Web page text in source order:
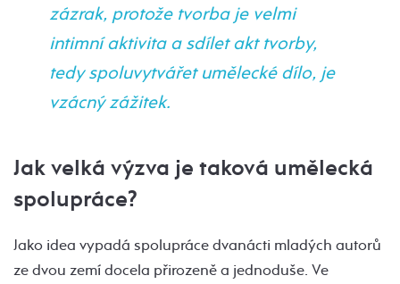
zázrak, protože tvorba je velmi
intimní aktivita a sdílet akt tvorby,
tedy spoluvytvářet umělecké dílo, je
vzácný zážitek.
Jak velká výzva je taková umělecká
spolupráce?
Jako idea vypadá spolupráce dvanácti mladých autorů
ze dvou zemí docela přirozeně a jednoduše. Ve